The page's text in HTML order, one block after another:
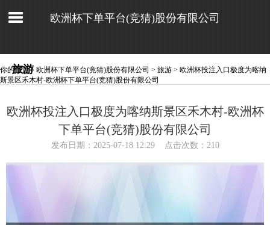
欧洲杯下单平台(竞猜)股份有限公司
旅游
你的位置： 欧洲杯下单平台(竞猜)股份有限公司 > 旅游 > 欧洲杯投注入口极度为喀纳
斯景区禾木村-欧洲杯下单平台(竞猜)股份有限公司
欧洲杯投注入口极度为喀纳斯景区禾木村-欧洲杯
下单平台(竞猜)股份有限公司
发布日期：2025-07-18 12:29 点击次数：210